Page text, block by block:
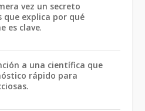
vez un secreto
que explica por qué
es clave.
a una científica que
rápido para
.